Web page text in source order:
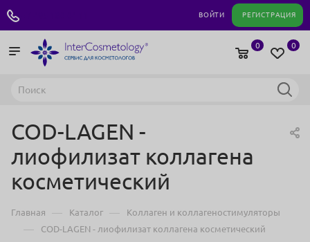
ВОЙТИ РЕГИСТРАЦИЯ
0
0
COD-LAGEN -
лиофилизат коллагена
косметический
Главная — Каталог — Коллаген и коллагеностимуляторы
— COD-LAGEN - лиофилизат коллагена косметический